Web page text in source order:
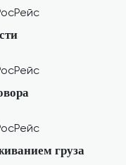
груза